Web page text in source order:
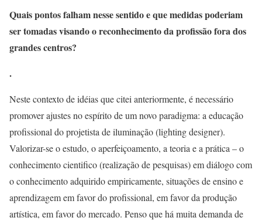
Quais pontos falham nesse sentido e que medidas poderiam
ser tomadas visando o reconhecimento da profissão fora dos
grandes centros?
.
Neste contexto de idéias que citei anteriormente, é necessário
promover ajustes no espírito de um novo paradigma: a educação
profissional do projetista de iluminação (lighting designer).
Valorizar-se o estudo, o aperfeiçoamento, a teoria e a prática – o
conhecimento cientifico (realização de pesquisas) em diálogo com
o conhecimento adquirido empiricamente, situações de ensino e
aprendizagem em favor do profissional, em favor da produção
artística, em favor do mercado. Penso que há muita demanda de